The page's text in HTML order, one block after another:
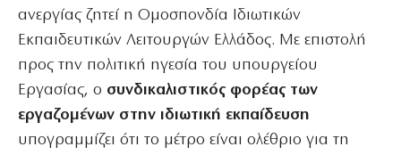
ανεργίας ζητεί η Ομοσπονδία Ιδιωτικών
Εκπαιδευτικών Λειτουργών Ελλάδος. Με επιστολή
προς την πολιτική ηγεσία του υπουργείου
Εργασίας, ο συνδικαλιστικός φορέας των
εργαζομένων στην ιδιωτική εκπαίδευση
υπογραμμίζει ότι το μέτρο είναι ολέθριο για τη